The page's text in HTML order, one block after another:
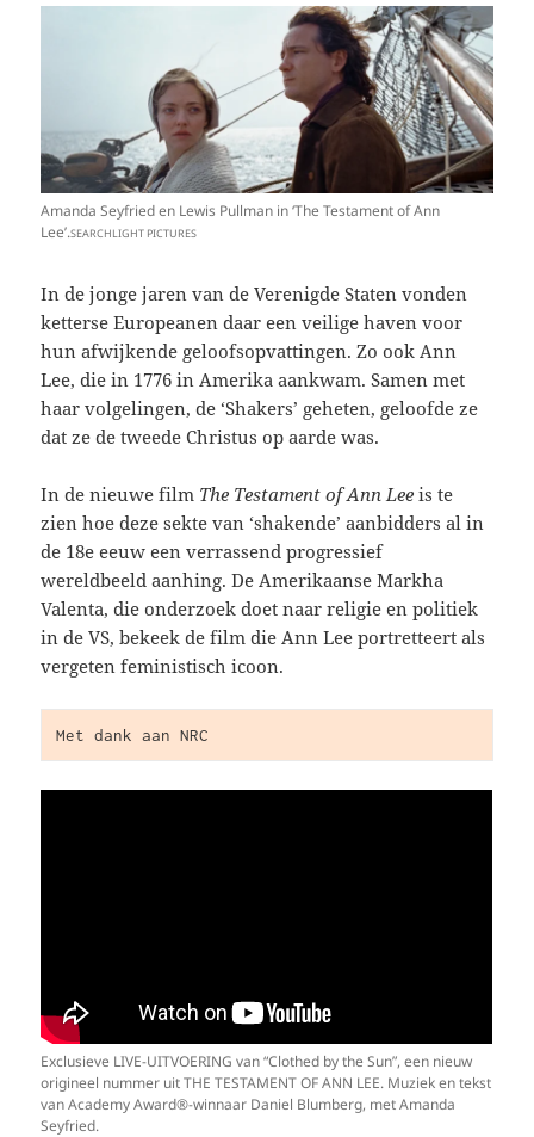
Amanda Seyfried en Lewis Pullman in ‘The Testament of Ann
Lee’.SEARCHLIGHT PICTURES
In de jonge jaren van de Verenigde Staten vonden
ketterse Europeanen daar een veilige haven voor
hun afwijkende geloofsopvattingen. Zo ook Ann
Lee, die in 1776 in Amerika aankwam. Samen met
haar volgelingen, de ‘Shakers’ geheten, geloofde ze
dat ze de tweede Christus op aarde was.
In de nieuwe film The Testament of Ann Leeis te
zien hoe deze sekte van ‘shakende’ aanbidders al in
de 18e eeuw een verrassend progressief
wereldbeeld aanhing. De Amerikaanse Markha
Valenta, die onderzoek doet naar religie en politiek
in de VS, bekeek de film die Ann Lee portretteert als
vergeten feministisch icoon.
Met dank aan NRC
Exclusieve LIVE-UITVOERING van “Clothed by the Sun”, een nieuw
origineel nummer uit THE TESTAMENT OF ANN LEE. Muziek en tekst
van Academy Award®-winnaar Daniel Blumberg, met Amanda
Seyfried.